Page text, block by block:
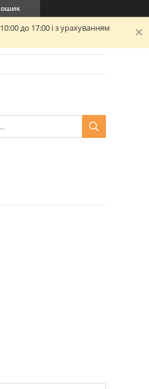
до 17:00 і з урахуванням